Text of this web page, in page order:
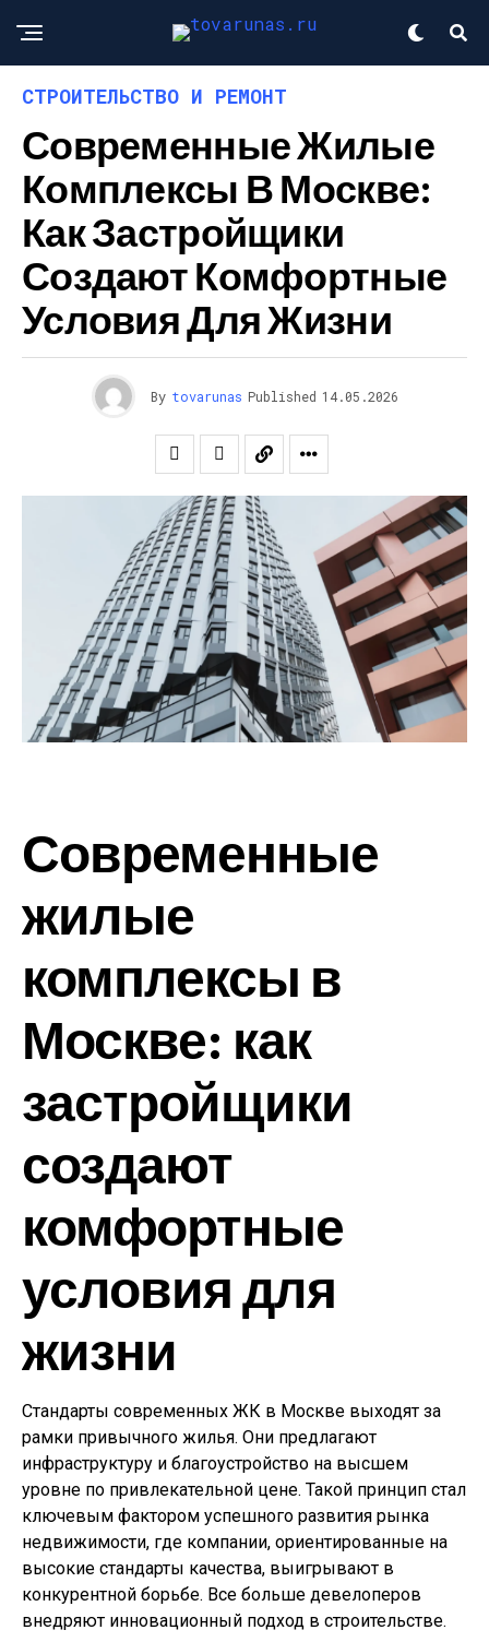
СТРОИТЕЛЬСТВО И РЕМОНТ
Современные Жилые
Комплексы В Москве:
Как Застройщики
Создают Комфортные
Условия Для Жизни
By tovarunas Published 14.05.2026
Современные
жилые
комплексы в
Москве: как
застройщики
создают
комфортные
условия для
жизни
Стандарты современных ЖК в Москве выходят за
рамки привычного жилья. Они предлагают
инфраструктуру и благоустройство на высшем
уровне по привлекательной цене. Такой принцип стал
ключевым фактором успешного развития рынка
недвижимости, где компании, ориентированные на
высокие стандарты качества, выигрывают в
конкурентной борьбе. Все больше девелоперов
внедряют инновационный подход в строительстве.